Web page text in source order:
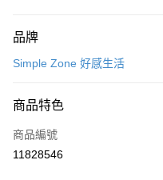
信用卡一次付款
Apple Pay
街口支付
品牌
Simple Zone 好感生活
商品特色
商品編號
11828546